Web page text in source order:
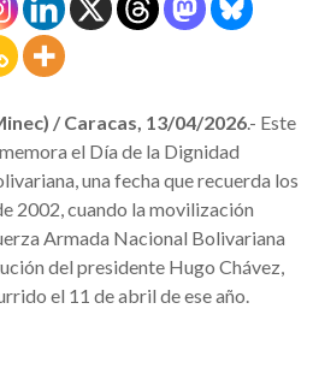
/ Caracas, 13/04/2026.- Este
el Día de la Dignidad
una fecha que recuerda los
2002, cuando la movilización
Armada Nacional Bolivariana
del presidente Hugo Chávez,
el 11 de abril de ese año.